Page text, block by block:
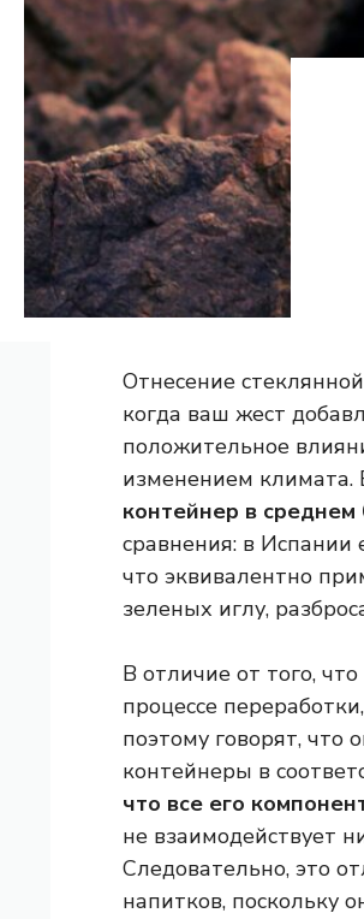
Отнесение
когда ваш жест
положительное
изменением
контейнер в среднем
сравнения: в
что эквивалентно
зеленых иглу,
В отличие от того,
процессе переработки,
поэтому говорят, что
контейнеры в
что все его
не взаимодействует
Следовательно, это
напитков, поскольку